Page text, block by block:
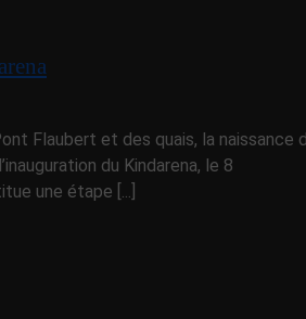
Flaubert et des quais, la naissance
du Kindarena, le 8
une étape [...]